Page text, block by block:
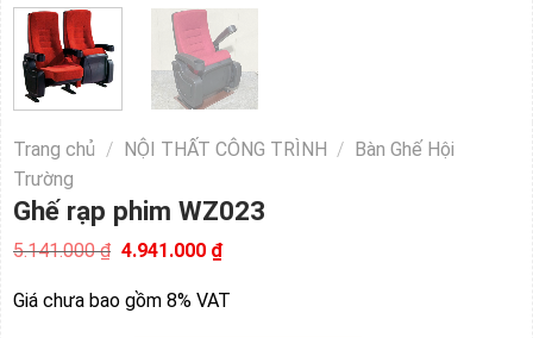
Trang chủ / NỘI THẤT CÔNG TRÌNH / Bàn Ghế Hội
Trường
Ghế rạp phim WZ023
5.141.000₫ Giá
là:
5.141.000 ₫.
4.941.000 ₫Giá
hiện
tại
là:
Giá chưa bao gồm 8% VAT